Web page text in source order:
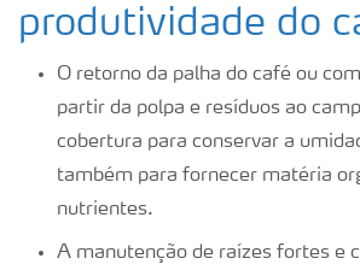
produtividade do
O retorno da palha do café ou
partir da polpa e resíduos ao
cobertura para conservar a
também para fornecer matéria
nutrientes.
A manutenção de raízes fortes e